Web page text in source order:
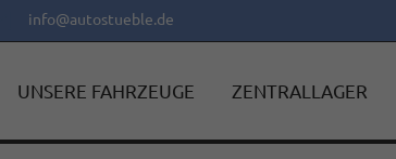
info@autostueble.de
UNSERE FAHRZEUGE ZENTRALLAGER